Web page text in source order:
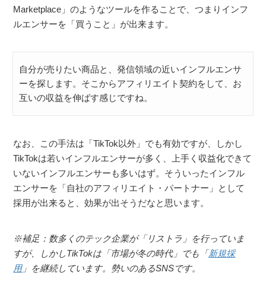
Marketplace」のようなツールを作ることで、つまりインフ
ルエンサーを「買うこと」が出来ます。
自分が売りたい商品と、発信領域の近いインフルエンサ
ーを探します。そこからアフィリエイト契約をして、お
互いの収益を伸ばす感じですね。
なお、この手法は「TikTok以外」でも有効ですが、しかし
TikTokは若いインフルエンサーが多く、上手く収益化できて
いないインフルエンサーも多いはず。そういったインフル
エンサーを「自社のアフィリエイト・パートナー」として
採用が出来ると、効果が出そうだなと思います。
※補足：数多くのテック企業が「リストラ」を行っていま
すが、しかしTikTokは「市場が冬の時代」でも「新規採
用」を継続しています。勢いのあるSNSです。